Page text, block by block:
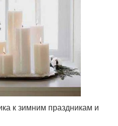
к зимним праздникам и